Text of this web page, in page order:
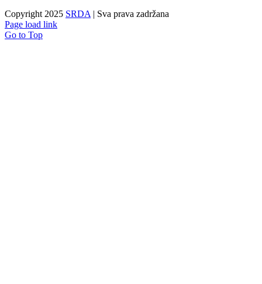
Copyright 2025 SRDA | Sva prava zadržana
Page load link
Go to Top